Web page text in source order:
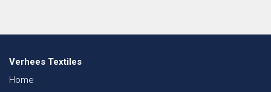
Verhees Textiles
Home